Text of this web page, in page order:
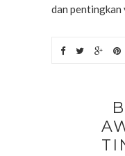
dan pentingkan